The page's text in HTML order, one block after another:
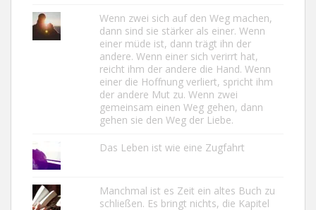
Wenn zwei sich auf den Weg machen,
dann sind sie stärker als einer. Wenn
einer müde ist, dann trägt ihn der
andere. Wenn einer sich verirrt hat,
reicht ihm der andere die Hand. Wenn
einer die Hoffnung verliert, spricht ihm
der andere Mut zu. Wenn zwei
gemeinsam einen Weg gehen, dann
gehen sie den Weg der Liebe.
Das Leben ist wie eine Zugfahrt
Manchmal ist es Zeit ein altes Buch zu
schließen. Es bringt nichts, die Kapitel